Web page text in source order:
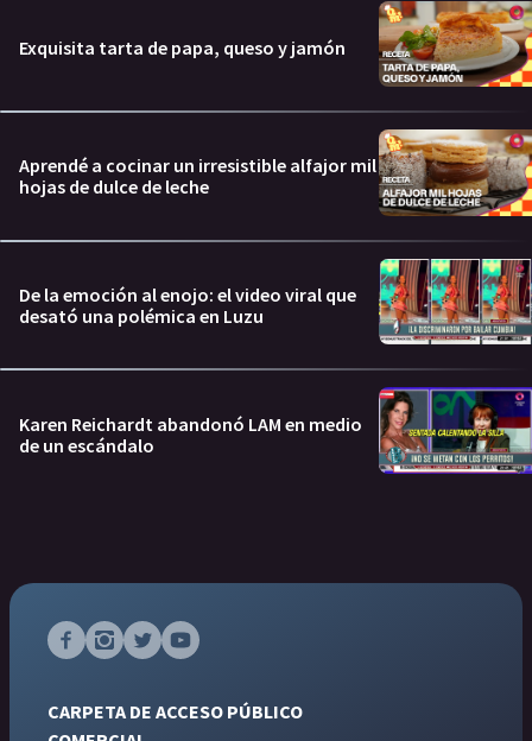
Exquisita tarta de papa, queso y jamón
Aprendé a cocinar un irresistible alfajor mil
hojas de dulce de leche
De la emoción al enojo: el video viral que
desató una polémica en Luzu
Karen Reichardt abandonó LAM en medio
de un escándalo
CARPETA DE ACCESO PÚBLICO